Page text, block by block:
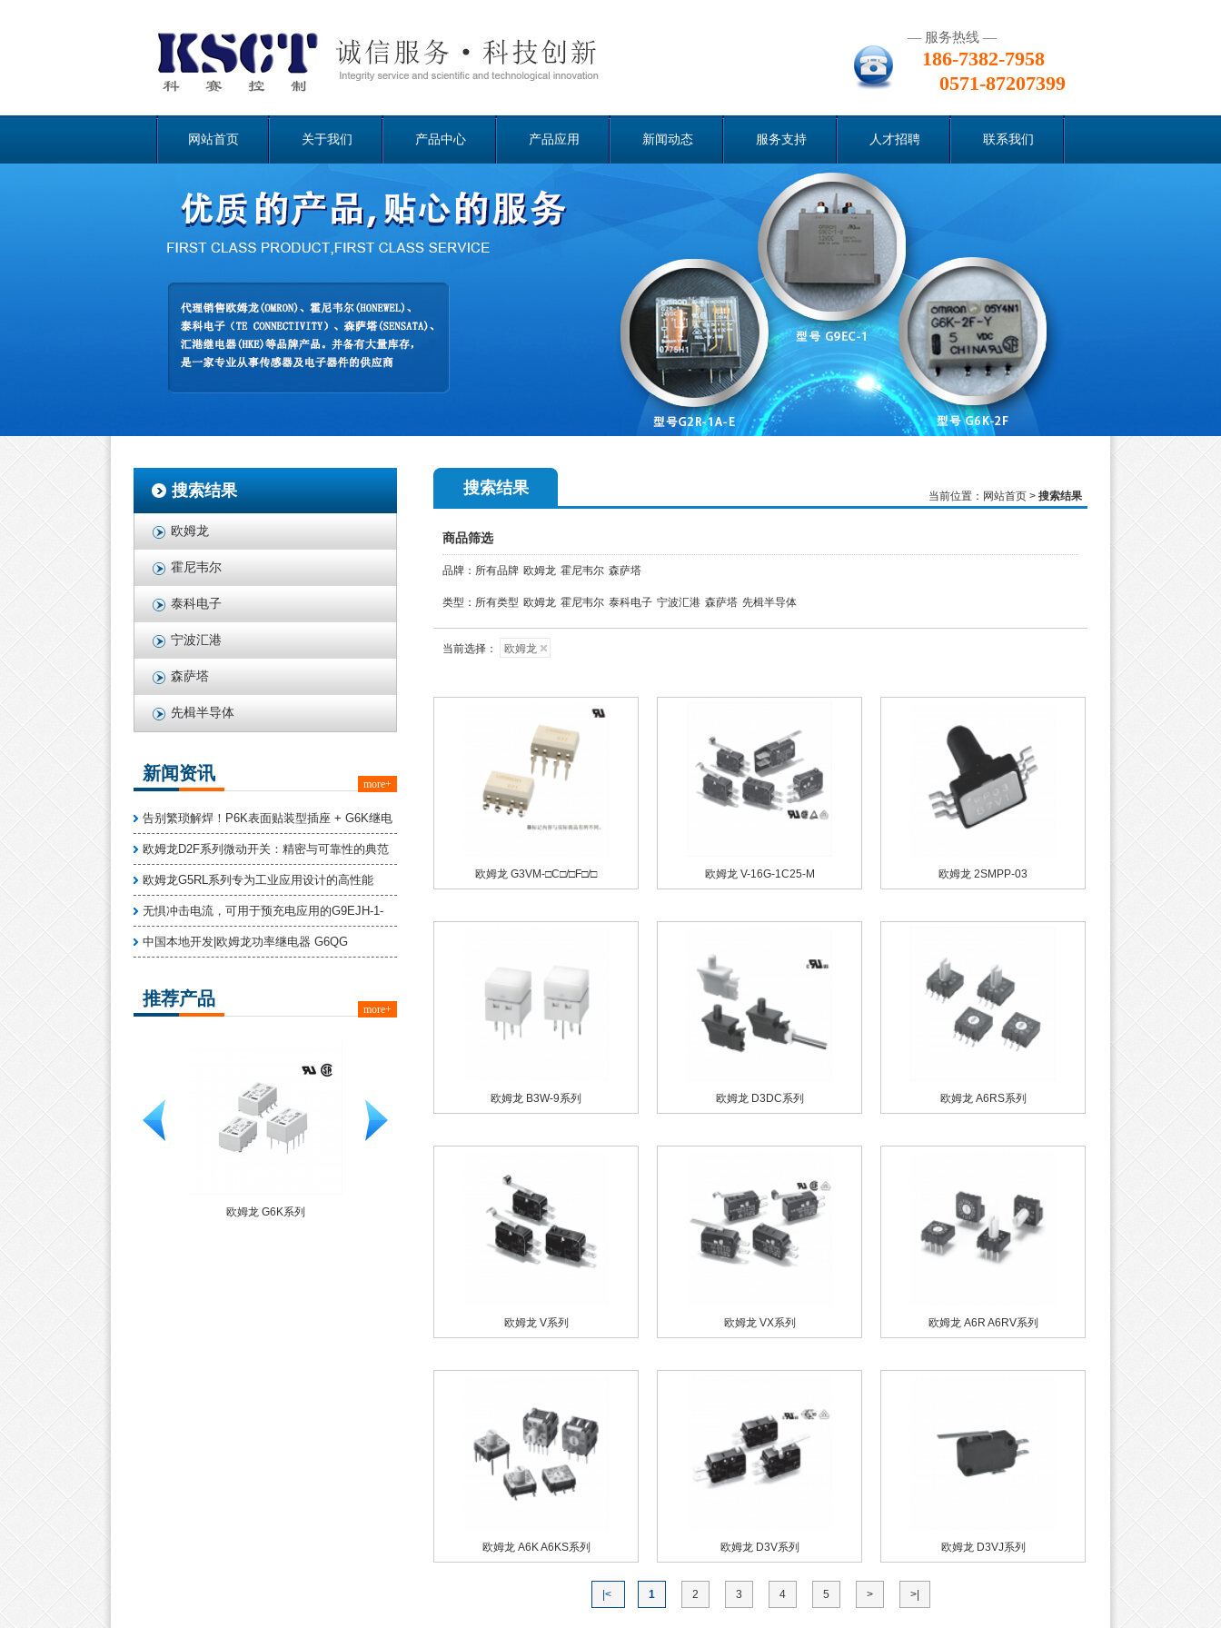
0571-87207399
186-7382-7958
— 服务热线 —
网站首页 关于我们 产品中心 产品应用 新闻动态 服务支持 人才招聘 联系我们
搜索结果
欧姆龙
霍尼韦尔
泰科电子
宁波汇港
森萨塔
先楫半导体
新闻资讯
more+
告别繁琐解焊！P6K表面贴装型插座 + G6K继电
欧姆龙D2F系列微动开关：精密与可靠性的典范
欧姆龙G5RL系列专为工业应用设计的高性能
无惧冲击电流，可用于预充电应用的G9EJH-1-
中国本地开发|欧姆龙功率继电器 G6QG
推荐产品
more+
欧姆龙 G6K系列 欧姆龙 G5NB系列 欧姆龙 G2R系列 TE 线对板连接器端子 175
搜索结果 当前位置： 网站首页 > 搜索结果
商品筛选
品牌： 所有品牌 欧姆龙 霍尼韦尔 森萨塔
类型： 所有类型 欧姆龙 霍尼韦尔 泰科电子 宁波汇港 森萨塔 先楫半导体
当前选择： 欧姆龙
欧姆龙 G3VM-□C□/□F□/□ 欧姆龙 V-16G-1C25-M 欧姆龙 2SMPP-03
欧姆龙 B3W-9系列 欧姆龙 D3DC系列 欧姆龙 A6RS系列
欧姆龙 V系列 欧姆龙 VX系列 欧姆龙 A6R A6RV系列
欧姆龙 A6K A6KS系列 欧姆龙 D3V系列 欧姆龙 D3VJ系列
|< 1 2 3 4 5 > >|